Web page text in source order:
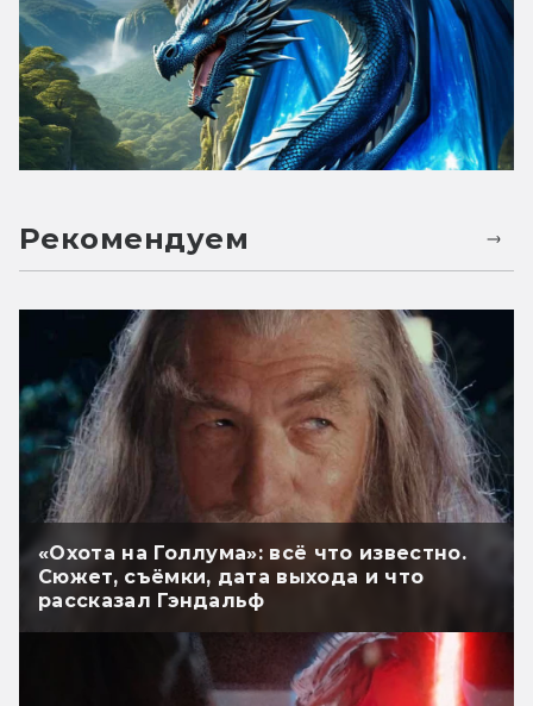
Рекомендуем
«Охота на Голлума»: всё что известно.
Сюжет, съёмки, дата выхода и что
рассказал Гэндальф